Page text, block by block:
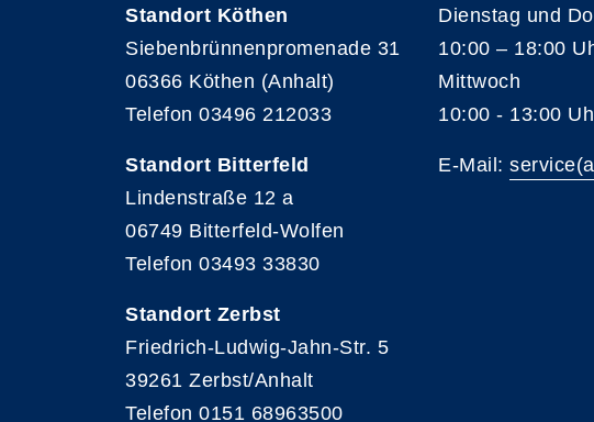
Standort Köthen
Siebenbrünnenpromenade 31
06366 Köthen (Anhalt)
Telefon 03496 212033
Standort Bitterfeld
Lindenstraße 12 a
06749 Bitterfeld-Wolfen
Telefon 03493 33830
Standort Zerbst
Friedrich-Ludwig-Jahn-Str. 5
39261 Zerbst/Anhalt
Telefon 0151 68963500
Dienstag und
10:00 – 18:00
Mittwoch
10:00 - 13:00
E-Mail: